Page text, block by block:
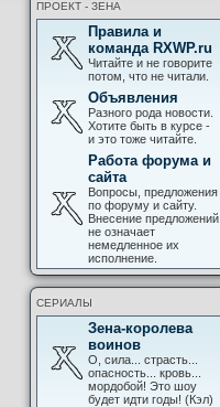
ПРОЕКТ - ЗЕНА
Правила и
команда RXWP.ru
Читайте и не говорите
потом, что не читали.
Объявления
Разного рода новости.
Хотите быть в курсе -
и это тоже читайте.
Работа форума и
сайта
Вопросы, предложения
по форуму и сайту.
Внесение предложений
не означает
немедленное их
исполнение.
СЕРИАЛЫ
Зена-королева
воинов
О, сила... страсть...
опасность... кровь...
мордобой! Это шоу
будет идти годы! (Кэл)